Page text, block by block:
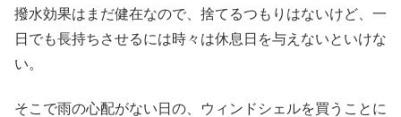
撥水効果はまだ健在なので、捨てるつもりはないけど、一
日でも長持ちさせるには時々は休息日を与えないといけな
い。
そこで雨の心配がない日の、ウィンドシェルを買うことに